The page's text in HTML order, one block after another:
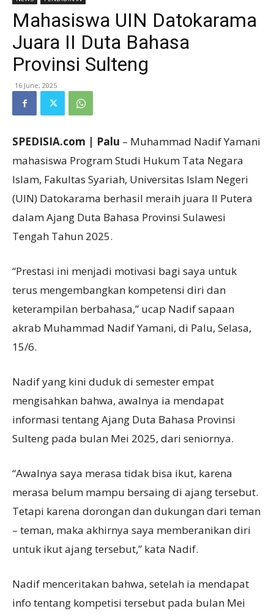
Mahasiswa UIN Datokarama
Juara II Duta Bahasa
Provinsi Sulteng
16 June, 2025
SPEDISIA.com | Palu – Muhammad Nadif Yamani
mahasiswa Program Studi Hukum Tata Negara
Islam, Fakultas Syariah, Universitas Islam Negeri
(UIN) Datokarama berhasil meraih juara II Putera
dalam Ajang Duta Bahasa Provinsi Sulawesi
Tengah Tahun 2025.
“Prestasi ini menjadi motivasi bagi saya untuk
terus mengembangkan kompetensi diri dan
keterampilan berbahasa,” ucap Nadif sapaan
akrab Muhammad Nadif Yamani, di Palu, Selasa,
15/6.
Nadif yang kini duduk di semester empat
mengisahkan bahwa, awalnya ia mendapat
informasi tentang Ajang Duta Bahasa Provinsi
Sulteng pada bulan Mei 2025, dari seniornya.
“Awalnya saya merasa tidak bisa ikut, karena
merasa belum mampu bersaing di ajang tersebut.
Tetapi karena dorongan dan dukungan dari teman
– teman, maka akhirnya saya memberanikan diri
untuk ikut ajang tersebut,” kata Nadif.
Nadif menceritakan bahwa, setelah ia mendapat
info tentang kompetisi tersebut pada bulan Mei